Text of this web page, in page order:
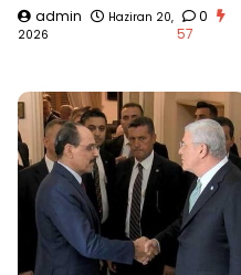
admin
Haziran 20,
2026
0
57